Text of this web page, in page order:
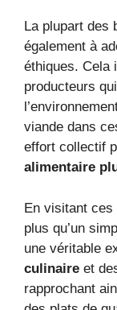
La plupart des
également à
éthiques. Cela
producteurs
viande dans
effort collectif
alimentaire
En visitant
plus qu’un
une véritable
culinaire et
rapprochant